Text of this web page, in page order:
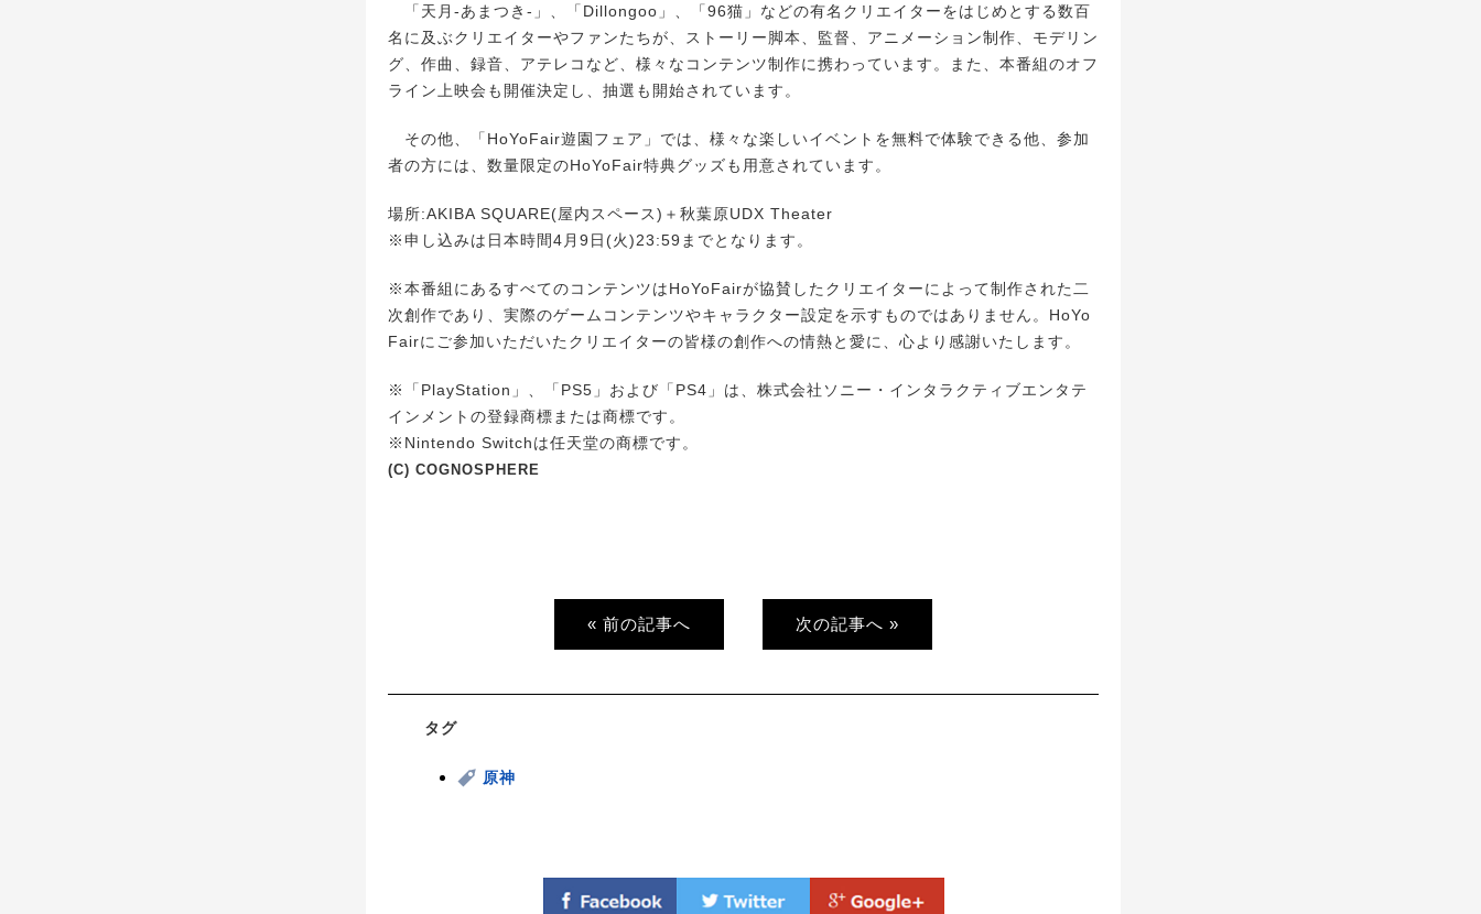
「天月‐あまつき‐」、「Dillongoo」、「96猫」などの有名クリエイターをはじめとする数百
名に及ぶクリエイターやファンたちが、ストーリー脚本、監督、アニメーション制作、モデリン
グ、作曲、録音、アテレコなど、様々なコンテンツ制作に携わっています。また、本番組のオフ
ライン上映会も開催決定し、抽選も開始されています。
その他、「HoYoFair遊園フェア」では、様々な楽しいイベントを無料で体験できる他、参加
者の方には、数量限定のHoYoFair特典グッズも用意されています。
場所:AKIBA SQUARE(屋内スペース)＋秋葉原UDX Theater
※申し込みは日本時間4月9日(火)23:59までとなります。
※本番組にあるすべてのコンテンツはHoYoFairが協賛したクリエイターによって制作された二
次創作であり、実際のゲームコンテンツやキャラクター設定を示すものではありません。HoYo
Fairにご参加いただいたクリエイターの皆様の創作への情熱と愛に、心より感謝いたします。
※「PlayStation」、「PS5」および「PS4」は、株式会社ソニー・インタラクティブエンタテ
インメントの登録商標または商標です。
※Nintendo Switchは任天堂の商標です。
(C) COGNOSPHERE
« 前の記事へ 次の記事へ »
タグ
原神